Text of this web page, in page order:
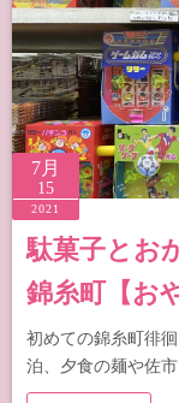
7月
15
2021
駄菓子とお
錦糸町【お
初めての錦糸町徘
泊、夕食の麺や佐